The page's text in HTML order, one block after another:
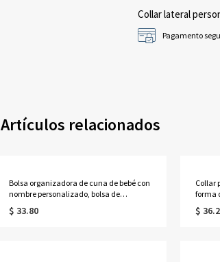
Collar lateral
Pagamento
Artículos relacionados
Bolsa organizadora de cuna de bebé con
nombre personalizado, bolsa de
almacenamiento colgante de algodón
para guardería, bolsillo para mesita de
$ 33.80
Collar
forma
floral
$